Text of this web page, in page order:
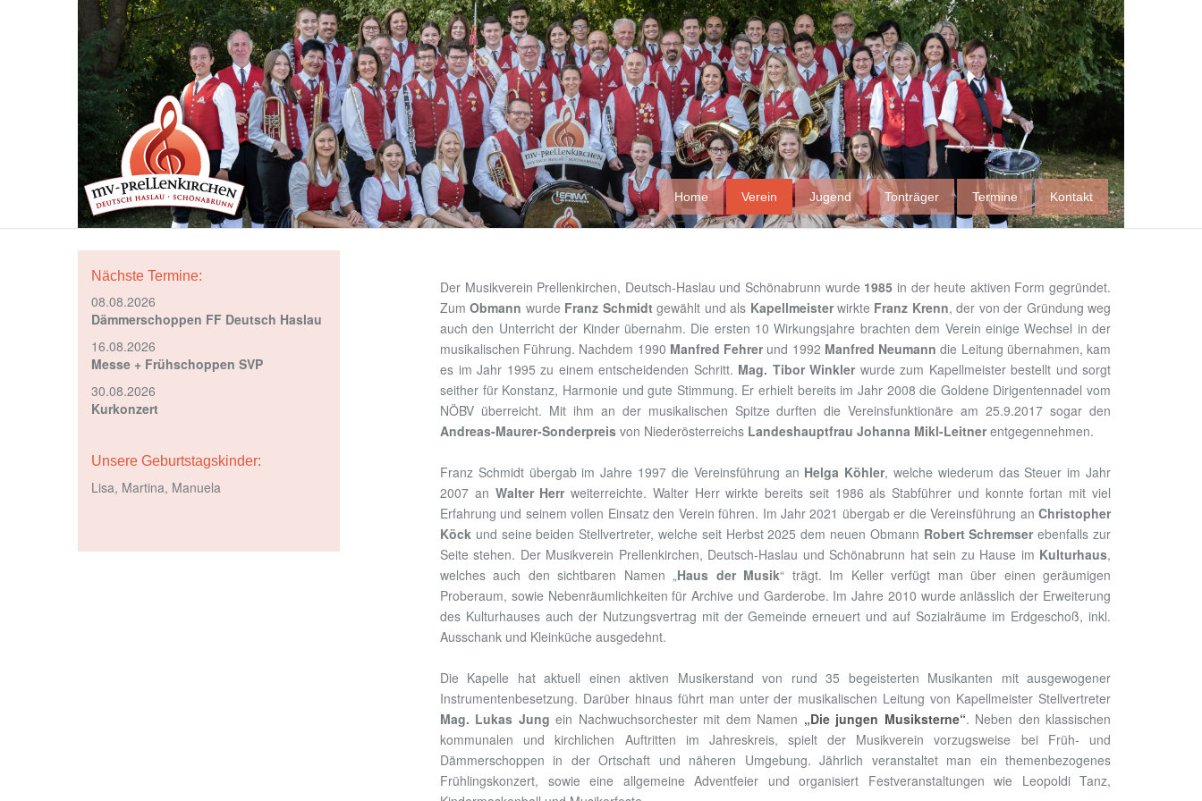
Home Verein Jugend Tonträger Termine Kontakt
Nächste Termine:
08.08.2026
Dämmerschoppen FF Deutsch Haslau
16.08.2026
Messe + Frühschoppen SVP
30.08.2026
Kurkonzert
Unsere Geburtstagskinder:
Lisa, Martina, Manuela
Der Musikverein Prellenkirchen, Deutsch-Haslau und Schönabrunn wurde 1985 in der heute aktiven Form gegründet.
ZumObmann wurde Franz Schmidtgewählt und als Kapellmeisterwirkte Franz Krenn, der von der Gründung weg
auch den Unterricht der Kinder übernahm. Die ersten 10 Wirkungsjahre brachten dem Verein einige Wechsel in der
musikalischen Führung. Nachdem 1990 Manfred Fehrer und 1992 Manfred Neumann die Leitung übernahmen, kam
es im Jahr 1995 zu einem entscheidenden Schritt. Mag. Tibor Winkler wurde zum Kapellmeister bestellt und sorgt
seither für Konstanz, Harmonie und gute Stimmung. Er erhielt bereits im Jahr 2008 die Goldene Dirigentennadel vom
NÖBV überreicht. Mit ihm an der musikalischen Spitze durften die Vereinsfunktionäre am 25.9.2017 sogar den
Andreas-Maurer-Sonderpreis von Niederösterreichs Landeshauptfrau Johanna Mikl-Leitner entgegennehmen.
Franz Schmidt übergab im Jahre 1997 die Vereinsführung an Helga Köhler, welche wiederum das Steuer im Jahr
2007 an Walter Herr weiterreichte. Walter Herr wirkte bereits seit 1986 als Stabführer und konnte fortan mit viel
Erfahrung und seinem vollen Einsatz den Verein führen. Im Jahr 2021 übergab er die Vereinsführung an Christopher
Köck und seine beiden Stellvertreter, welche seit Herbst 2025 dem neuen Obmann Robert Schremser ebenfalls zur
Seite stehen. Der Musikverein Prellenkirchen, Deutsch-Haslau und Schönabrunn hat sein zu Hause im Kulturhaus,
welches auch den sichtbaren Namen „Haus der Musik“ trägt. Im Keller verfügt man über einen geräumigen
Proberaum, sowie Nebenräumlichkeiten für Archive und Garderobe. Im Jahre 2010 wurde anlässlich der Erweiterung
des Kulturhauses auch der Nutzungsvertrag mit der Gemeinde erneuert und auf Sozialräume im Erdgeschoß, inkl.
Ausschank und Kleinküche ausgedehnt.
Die Kapelle hat aktuell einen aktiven Musikerstand von rund 35 begeisterten Musikanten mit ausgewogener
Instrumentenbesetzung. Darüber hinaus führt man unter der musikalischen Leitung von Kapellmeister Stellvertreter
Mag. Lukas Jung ein Nachwuchsorchester mit dem Namen „Die jungen Musiksterne“. Neben den klassischen
kommunalen und kirchlichen Auftritten im Jahreskreis, spielt der Musikverein vorzugsweise bei Früh- und
Dämmerschoppen in der Ortschaft und näheren Umgebung. Jährlich veranstaltet man ein themenbezogenes
Frühlingskonzert, sowie eine allgemeine Adventfeier und organisiert Festveranstaltungen wie Leopoldi Tanz,